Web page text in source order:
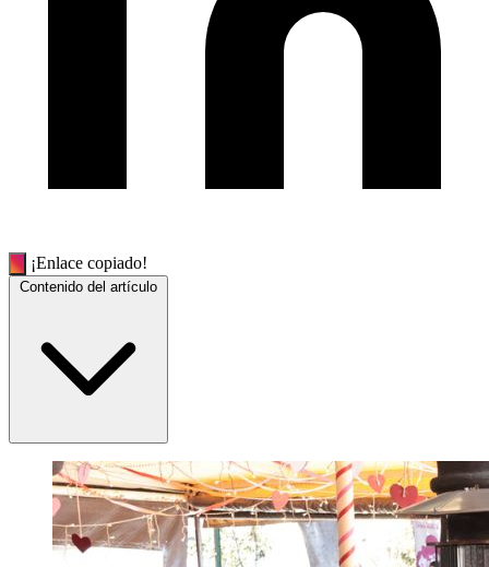
¡Enlace copiado!
Contenido del artículo